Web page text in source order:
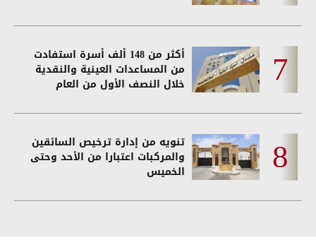
أكثر من 148 ألف أسرة استفادت
من المساعدات العينية والنقدية
خلال النصف الأول من العام
تنويه من إدارة ترخيص السائقين
والمركبات اعتبارا من الأحد وحتى
الخميس